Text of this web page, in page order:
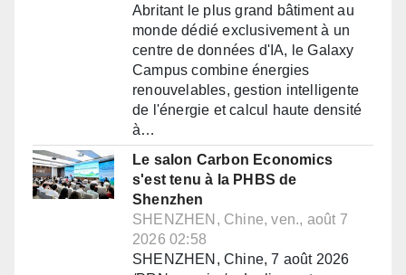
Abritant le plus grand bâtiment au
monde dédié exclusivement à un
centre de données d'IA, le Galaxy
Campus combine énergies
renouvelables, gestion intelligente
de l'énergie et calcul haute densité
à…
Le salon Carbon Economics
s'est tenu à la PHBS de
Shenzhen
SHENZHEN, Chine, ven., août 7
2026 02:58
SHENZHEN, Chine, 7 août 2026